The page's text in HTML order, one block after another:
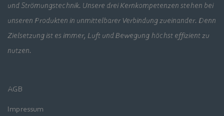
und Strömungstechnik. Unsere drei Kernkompetenzen stehen bei
unseren Produkten in unmittelbarer Verbindung zueinander. Denn
Zielsetzung ist es immer, Luft und Bewegung höchst effizient zu
nutzen.
AGB
Impressum